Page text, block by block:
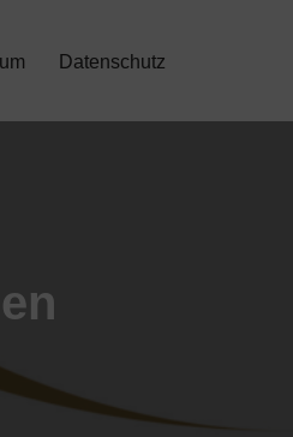
Datenschutz